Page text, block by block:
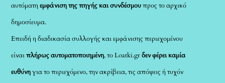
αυτόματηεμφάνιση της πηγής και συνδέσμουπρος το αρχικό
δημοσίευμα.
Επειδή η διαδικασία συλλογής και εμφάνισης περιεχομένου
είναιπλήρως αυτοματοποιημένη, το Loatki.grδεν φέρει καμία
ευθύνηγια το περιεχόμενο, την ακρίβεια, τις απόψεις ή τυχόν